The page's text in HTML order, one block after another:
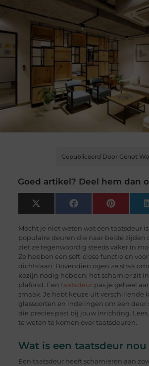
Gepubliceerd Door Genot
Goed artikel? Deel hem dan
X
(Twitter)
FacebookPinterest
Mocht je niet weten wat een taatsdeur
populaire deuren die naar beide zijden
ziet ze tegenwoordig steeds vaker in
Ze hebben een soft-close functie en
dichtslaan. Bovendien ogen ze strak
kozijn nodig hebben; het scharnier zit
plafond. Een taatsdeurpas je geheel
smaak. Je hebt keuze uit verschillende
glassoorten en indelingen om een deur
die precies past bij jouw inrichting.
te weten te komen over taatsdeuren.
Wat is een taatsdeur nou
Een taatsdeur heeft scharnieren aan